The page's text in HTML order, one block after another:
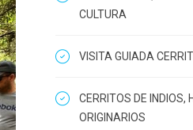
CULTURA
VISITA GUIADA
CERRITOS DE INDIOS,
ORIGINARIOS